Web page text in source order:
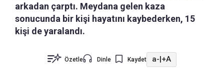
arkadan çarptı. Meydana gelen kaza
sonucunda bir kişi hayatını kaybederken, 15
kişi de yaralandı.
Özetle Dinle Kaydet a- +A